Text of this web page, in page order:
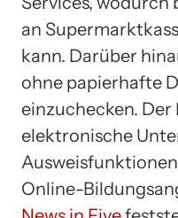
an
kann. Darüber
ohne papierhafte
einzuchecken. Der
elektronische
Online-